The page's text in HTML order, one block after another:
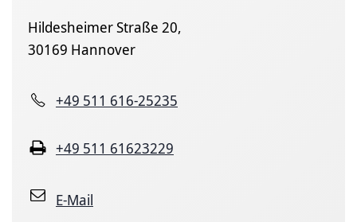
Hildesheimer Straße 20,
30169 Hannover
+49 511 616-25235
+49 511 61623229
E-Mail